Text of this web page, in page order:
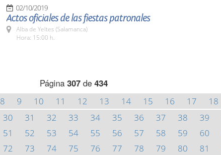
02/10/2019
Actos oficiales de las fiestas patronales
Alba de Yeltes (Salamanca)
Hora: 15:00 h.
Página 307de 434
8 9 10 11 12 13 14 15 16 17 18
30 31 32 33 34 35 36 37 38 39
51 52 53 54 55 56 57 58 59 60
72 73 74 75 76 77 78 79 80 81